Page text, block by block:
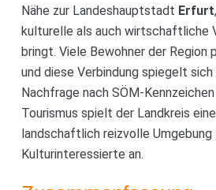
Nähe zur Landeshauptstadt Erfurt
kulturelle als auch wirtschaftliche
bringt. Viele Bewohner der Region
und diese Verbindung spiegelt sich
Nachfrage nach SÖM-
Tourismus spielt der Landkreis
landschaftlich reizvolle
Kulturinteressierte an.